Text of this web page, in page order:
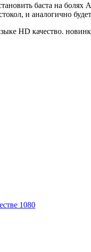
баста на
и аналогично
HD качество.
1080